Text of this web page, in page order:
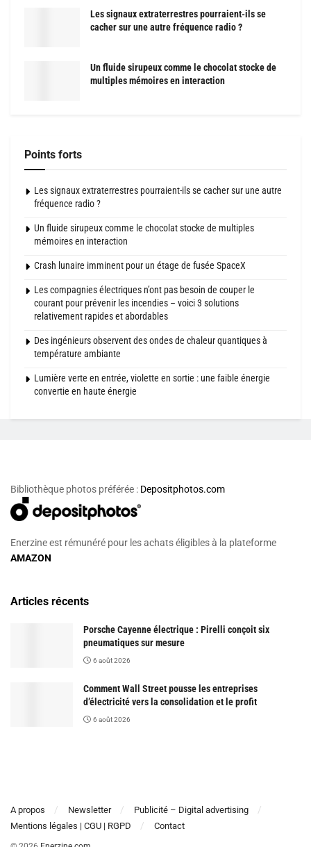
Les signaux extraterrestres pourraient-ils se
cacher sur une autre fréquence radio ?
Un fluide sirupeux comme le chocolat stocke de
multiples mémoires en interaction
Points forts
Les signaux extraterrestres pourraient-ils se cacher sur une autre
fréquence radio ?
Un fluide sirupeux comme le chocolat stocke de multiples
mémoires en interaction
Crash lunaire imminent pour un étage de fusée SpaceX
Les compagnies électriques n’ont pas besoin de couper le
courant pour prévenir les incendies – voici 3 solutions
relativement rapides et abordables
Des ingénieurs observent des ondes de chaleur quantiques à
température ambiante
Lumière verte en entrée, violette en sortie : une faible énergie
convertie en haute énergie
Bibliothèque photos préférée : Depositphotos.com
Enerzine est rémunéré pour les achats éligibles à la plateforme
AMAZON
Articles récents
Porsche Cayenne électrique : Pirelli conçoit six
pneumatiques sur mesure
6 août 2026
Comment Wall Street pousse les entreprises
d’électricité vers la consolidation et le profit
6 août 2026
A propos Newsletter
Publicité – Digital advertising
Mentions légales | CGU | RGPD
Contact